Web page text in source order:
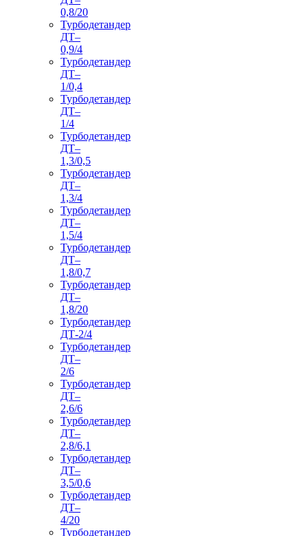
0,8/20
Турбодетандер
ДТ–
0,9/4
Турбодетандер
ДТ–
1/0,4
Турбодетандер
ДТ–
1/4
Турбодетандер
ДТ–
1,3/0,5
Турбодетандер
ДТ–
1,3/4
Турбодетандер
ДТ–
1,5/4
Турбодетандер
ДТ–
1,8/0,7
Турбодетандер
ДТ–
1,8/20
Турбодетандер
ДТ-2/4
Турбодетандер
ДТ–
2/6
Турбодетандер
ДТ–
2,6/6
Турбодетандер
ДТ–
2,8/6,1
Турбодетандер
ДТ–
3,5/0,6
Турбодетандер
ДТ–
4/20
Турбодетандер